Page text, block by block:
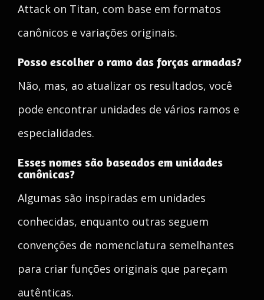
Attack on Titan, com base em formatos
canônicos e variações originais.
Posso escolher o ramo das forças armadas?
Não, mas, ao atualizar os resultados, você
pode encontrar unidades de vários ramos e
especialidades.
Esses nomes são baseados em unidades
canônicas?
Algumas são inspiradas em unidades
conhecidas, enquanto outras seguem
convenções de nomenclatura semelhantes
para criar funções originais que pareçam
autênticas.